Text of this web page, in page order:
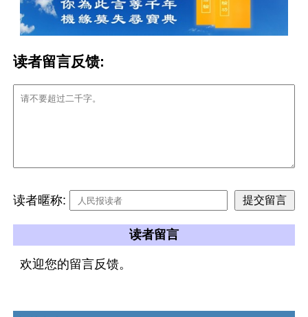
读者留言反馈:
读者暱称:
读者留言
欢迎您的留言反馈。